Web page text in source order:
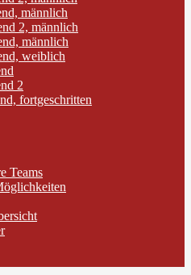
männlich
2, männlich
männlich
weiblich
2
fortgeschritten
Teams